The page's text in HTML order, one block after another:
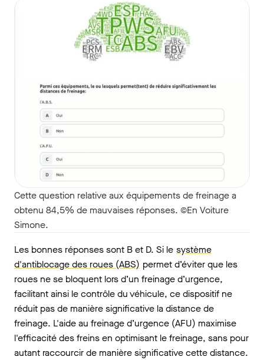
Cette question relative aux équipements de freinage a
obtenu 84,5% de mauvaises réponses. ©En Voiture
Simone.
Les bonnes réponses sont B et D. Si le système
d'antiblocage des roues (ABS) permet d’éviter que les
roues ne se bloquent lors d’un freinage d’urgence,
facilitant ainsi le contrôle du véhicule, ce dispositif ne
réduit pas de manière significative la distance de
freinage. L'aide au freinage d’urgence (AFU) maximise
l'efficacité des freins en optimisant le freinage, sans pour
autant raccourcir de manière significative cette distance.